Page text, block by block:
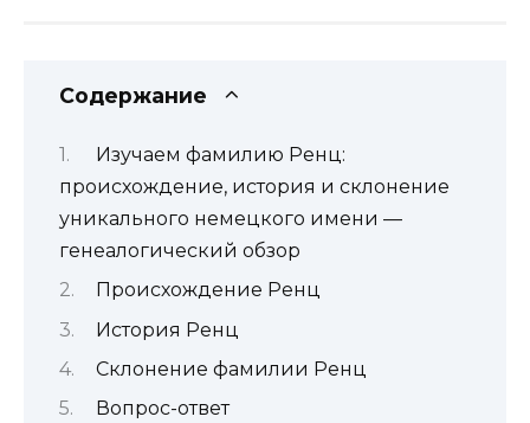
Содержание
Изучаем фамилию Ренц:
происхождение, история и склонение
уникального немецкого имени —
генеалогический обзор
Происхождение Ренц
История Ренц
Склонение фамилии Ренц
Вопрос-ответ